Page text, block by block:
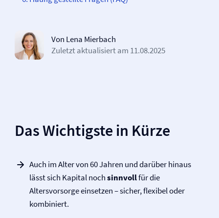
Von Lena Mierbach
Zuletzt aktualisiert am 11.08.2025
Das Wichtigste in Kürze
Auch im Alter von 60 Jahren und darüber hinaus
lässt sich Kapital nochsinnvollfür die
Altersvorsorge einsetzen – sicher, flexibel oder
kombiniert.